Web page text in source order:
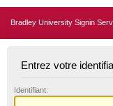
Bradley University Signin
Entrez votre
Identifiant: